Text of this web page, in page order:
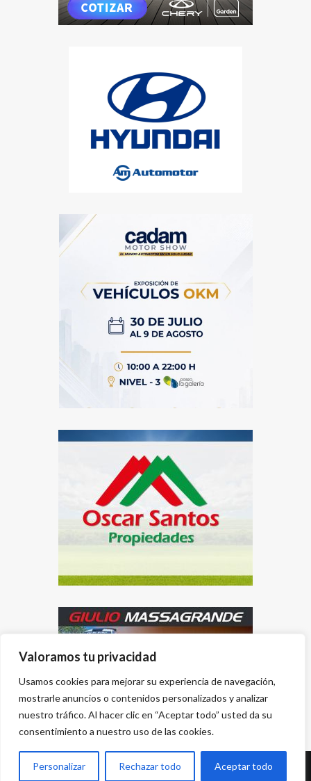
Valoramos tu privacidad
Usamos cookies para mejorar su experiencia de navegación,
mostrarle anuncios o contenidos personalizados y analizar
nuestro tráfico. Al hacer clic en “Aceptar todo” usted da su
consentimiento a nuestro uso de las cookies.
Personalizar Rechazar todo Aceptar todo
Desarrollado por